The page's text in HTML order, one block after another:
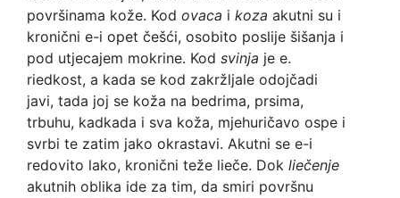
površinama kože. Kod ovaca i koza akutni su i
kronični e-i opet češći, osobito poslije šišanja i
pod utjecajem mokrine. Kod svinja je e.
riedkost, a kada se kod zakržljale odojčadi
javi, tada joj se koža na bedrima, prsima,
trbuhu, kadkada i sva koža, mjehuričavo ospe i
svrbi te zatim jako okrastavi. Akutni se e-i
redovito lako, kronični teže lieče. Dok liečenje
akutnih oblika ide za tim, da smiri površnu